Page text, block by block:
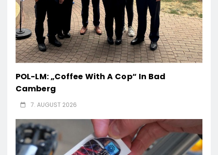
POL-LM: „Coffee With A Cop“ In Bad
Camberg
7. AUGUST 2026